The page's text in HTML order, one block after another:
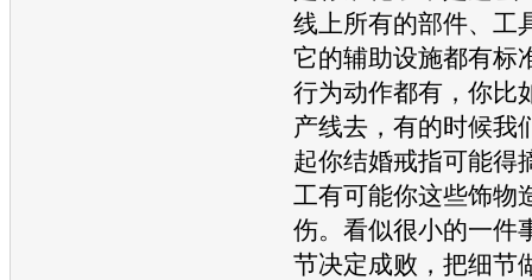
线上所有的部件、工
它的辅助设施都有标
行为动作都有，你比
产线去，有的时候我
起你结婚戒指可能得
工有可能你这些饰物
伤。看似很小的一件
节决定成败，把细节